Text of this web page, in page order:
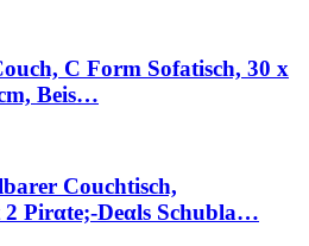
C Form Sofatisch, 30 x
Beis…
Couchtisch,
Pirαtе;-Dеαls Schubla…